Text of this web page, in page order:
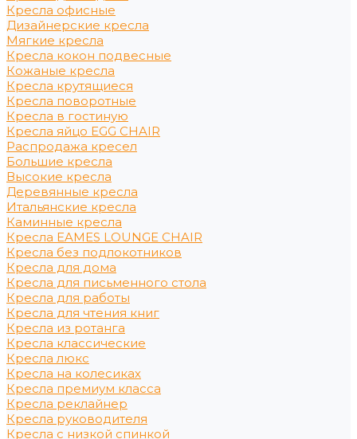
Кресла офисные
Дизайнерские кресла
Мягкие кресла
Кресла кокон подвесные
Кожаные кресла
Кресла крутящиеся
Кресла поворотные
Кресла в гостиную
Кресла яйцо EGG CHAIR
Распродажа кресел
Большие кресла
Высокие кресла
Деревянные кресла
Итальянские кресла
Каминные кресла
Кресла EAMES LOUNGE CHAIR
Кресла без подлокотников
Кресла для дома
Кресла для письменного стола
Кресла для работы
Кресла для чтения книг
Кресла из ротанга
Кресла классические
Кресла люкс
Кресла на колесиках
Кресла премиум класса
Кресла реклайнер
Кресла руководителя
Кресла с низкой спинкой